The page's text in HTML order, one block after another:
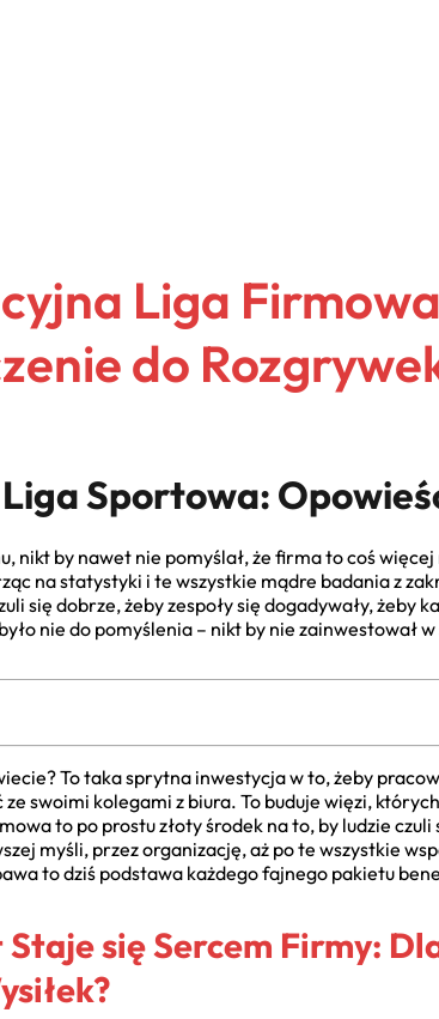
Liga
do
Sportowa:
nikt by nawet nie pomyślał, że firma to coś
na statystyki i te wszystkie mądre badania z
się dobrze, żeby zespoły się dogadywały,
nie do pomyślenia – nikt by nie zainwestował
To taka sprytna inwestycja w to, żeby
swoimi kolegami z biura. To buduje więzi,
to po prostu złoty środek na to, by ludzie
myśli, przez organizację, aż po te wszystkie
to dziś podstawa każdego fajnego pakietu
się Sercem Firmy: